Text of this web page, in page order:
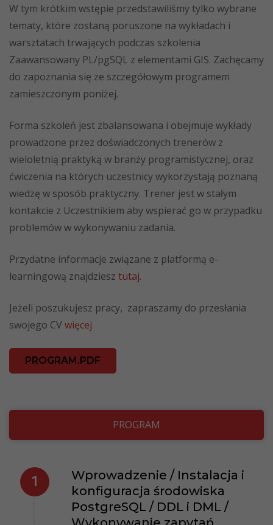
W tym krótkim wstępie przedstawiliśmy tylko wybrane
tematy, które zostaną poruszone na wykładach i
warsztatach trwających podczas szkolenia
Zaawansowany PL/pgSQL z elementami GIS. Zachęcamy
do zapoznania się ze szczegółowym programem
zamieszczonym poniżej.
Forma szkoleń jest zbalansowana i obejmuje wykłady
prowadzone przez doświadczonych trenerów z
wieloletnią praktyką w branży programistycznej, oraz
ćwiczenia na których uczestnicy wykorzystają poznaną
wiedzę w sposób praktyczny. Trener jest w stałym
kontakcie z Uczestnikiem aby wspierać go w przypadku
problemów w wykonywaniu zadania.
Przydatne informacje związane z platformą e-
learningową znajdziesz tutaj.
Jeżeli poszukujesz pracy, zapraszamy do przesłania
swojego CV więcej
PROGRAM.PDF
PROGRAM
Wprowadzenie / Instalacja i
konfiguracja środowiska
PostgreSQL / DDL i DML /